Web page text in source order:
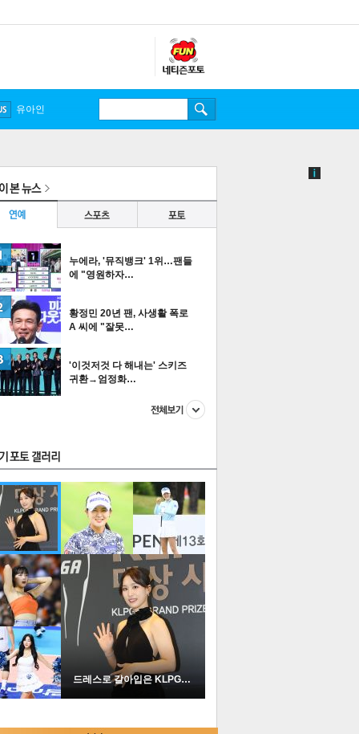
송중기
본 뉴스
스포츠 포토
누에라, '뮤직뱅크' 1위…팬들
에 "영원하자…
황정민 20년 팬, 사생활 폭로
A 씨에 "잘못…
'이것저것 다 해내는' 스키즈
귀환→엄정화…
드레스로 갈아입은 KLPGA …